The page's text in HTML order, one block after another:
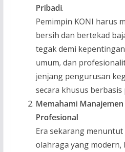
Pribadi.
Pemimpin KONI harus
bersih dan bertekad
tegak demi
umum, dan
jenjang pengurusan
secara khusus berbasis
Memahami
Profesional
Era sekarang
olahraga yang modern,